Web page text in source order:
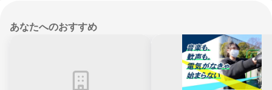
あなたへのおすすめ